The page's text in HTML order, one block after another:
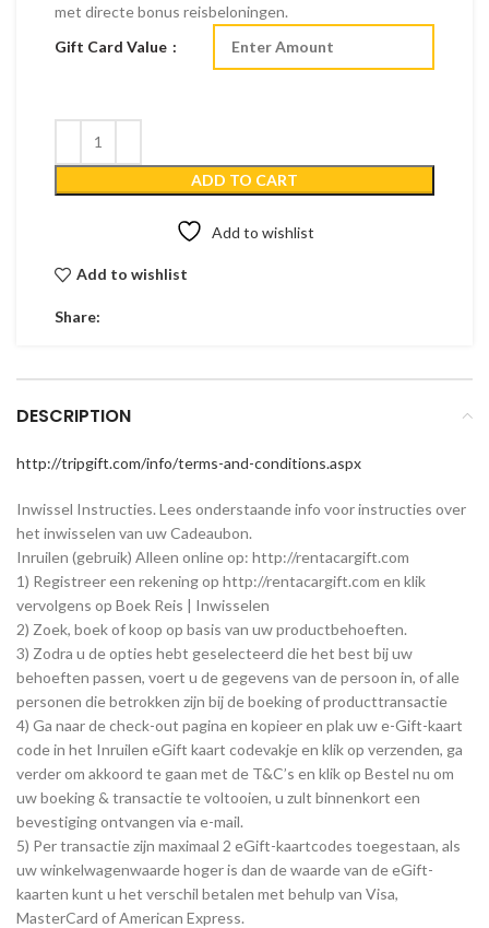
met directe bonus reisbeloningen.
Gift Card Value
ADD TO CART
Add to wishlist
Add to wishlist
Share:
DESCRIPTION
http://tripgift.com/info/terms-and-conditions.aspx
Inwissel Instructies. Lees onderstaande info voor instructies over
het inwisselen van uw Cadeaubon.
Inruilen (gebruik) Alleen online op: http://rentacargift.com
1) Registreer een rekening op http://rentacargift.com en klik
vervolgens op Boek Reis | Inwisselen
2) Zoek, boek of koop op basis van uw productbehoeften.
3) Zodra u de opties hebt geselecteerd die het best bij uw
behoeften passen, voert u de gegevens van de persoon in, of alle
personen die betrokken zijn bij de boeking of producttransactie
4) Ga naar de check-out pagina en kopieer en plak uw e-Gift-kaart
code in het Inruilen eGift kaart codevakje en klik op verzenden, ga
verder om akkoord te gaan met de T&C’s en klik op Bestel nu om
uw boeking & transactie te voltooien, u zult binnenkort een
bevestiging ontvangen via e-mail.
5) Per transactie zijn maximaal 2 eGift-kaartcodes toegestaan, als
uw winkelwagenwaarde hoger is dan de waarde van de eGift-
kaarten kunt u het verschil betalen met behulp van Visa,
MasterCard of American Express.